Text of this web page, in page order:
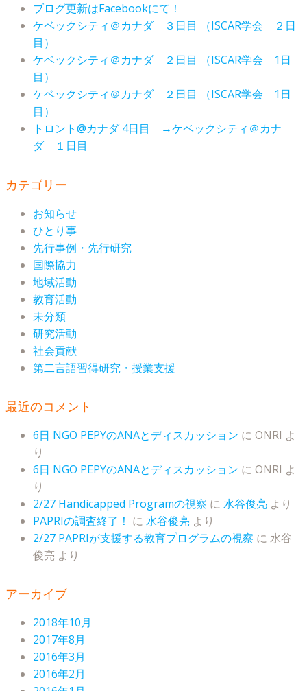
ブログ更新はFacebookにて！
ケベックシティ＠カナダ ３日目 （ISCAR学会 ２日
目）
ケベックシティ＠カナダ ２日目 （ISCAR学会 1日
目）
ケベックシティ＠カナダ ２日目 （ISCAR学会 1日
目）
トロント@カナダ 4日目 →ケベックシティ＠カナ
ダ １日目
カテゴリー
お知らせ
ひとり事
先行事例・先行研究
国際協力
地域活動
教育活動
未分類
研究活動
社会貢献
第二言語習得研究・授業支援
最近のコメント
6日 NGO PEPYのANAとディスカッション に ONRI よ
り
6日 NGO PEPYのANAとディスカッション に ONRI よ
り
2/27 Handicapped Programの視察 に 水谷俊亮 より
PAPRIの調査終了！ に 水谷俊亮 より
2/27 PAPRIが支援する教育プログラムの視察 に 水谷
俊亮 より
アーカイブ
2018年10月
2017年8月
2016年3月
2016年2月